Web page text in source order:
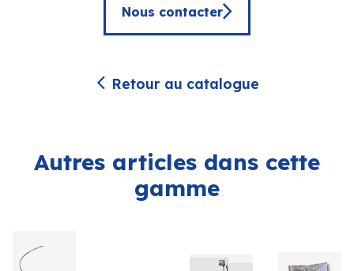
Nous contacter
Retour au catalogue
Autres articles dans cette
gamme